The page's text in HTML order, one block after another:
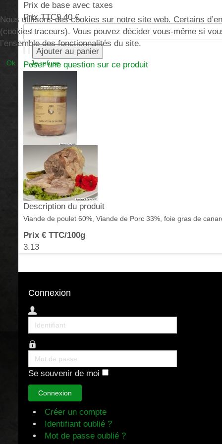
Prix de base avec taxes
Prix TTC9,40 €
Poser une question sur ce produit
Description du produit
Viande de poulet 60%, Viande de Porc 33%, foie gras de
Prix € TTC/100g
3.13
Connexion
Identifiant
Mot
de
Se souvenir de moi
Connexion
Créer un compte
Identifiant oublié ?
Mot de passe oublié ?
Nous utilisons des cookies sur notre site web. Certains
(cookies traceurs). Vous pouvez décider vous-même si
l’ensemble des fonctionnalités du site.
Ok Je refuse